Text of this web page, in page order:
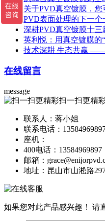
关于PVD真空镀膜，
PVD表面处理的下一
深耕PVD真空镀膜十
英利悦：用真空镀膜的
技术深耕 生态共赢
在线留言
message
扫一扫更精
联系人：蒋小姐
联系电话：
座机：
400电话：13584969897
邮箱：
地址：昆山市山淞路
如果您对此产品感兴趣！ 请